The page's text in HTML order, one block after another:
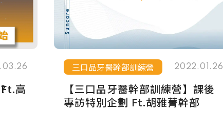
高
三口品牙醫幹部訓練營 2022.01.26
【三口品牙醫幹部訓練營】課後
專訪特別企劃 Ft.胡雅菁幹部